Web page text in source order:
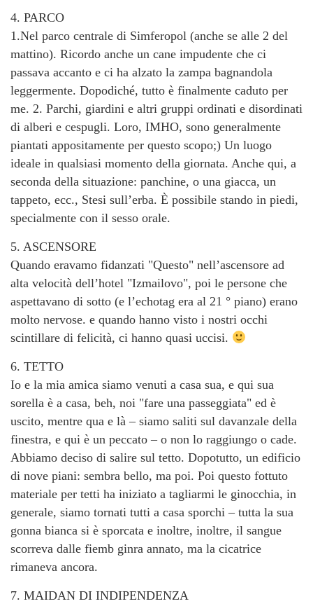
4. PARCO
1.Nel parco centrale di Simferopol (anche se alle 2 del
mattino). Ricordo anche un cane impudente che ci
passava accanto e ci ha alzato la zampa bagnandola
leggermente. Dopodiché, tutto è finalmente caduto per
me. 2. Parchi, giardini e altri gruppi ordinati e disordinati
di alberi e cespugli. Loro, IMHO, sono generalmente
piantati appositamente per questo scopo;) Un luogo
ideale in qualsiasi momento della giornata. Anche qui, a
seconda della situazione: panchine, o una giacca, un
tappeto, ecc., Stesi sull’erba. È possibile stando in piedi,
specialmente con il sesso orale.
5. ASCENSORE
Quando eravamo fidanzati "Questo" nell’ascensore ad
alta velocità dell’hotel "Izmailovo", poi le persone che
aspettavano di sotto (e l’echotag era al 21 ° piano) erano
molto nervose. e quando hanno visto i nostri occhi
scintillare di felicità, ci hanno quasi uccisi.
6. TETTO
Io e la mia amica siamo venuti a casa sua, e qui sua
sorella è a casa, beh, noi "fare una passeggiata" ed è
uscito, mentre qua e là – siamo saliti sul davanzale della
finestra, e qui è un peccato – o non lo raggiungo o cade.
Abbiamo deciso di salire sul tetto. Dopotutto, un edificio
di nove piani: sembra bello, ma poi. Poi questo fottuto
materiale per tetti ha iniziato a tagliarmi le ginocchia, in
generale, siamo tornati tutti a casa sporchi – tutta la sua
gonna bianca si è sporcata e inoltre, inoltre, il sangue
scorreva dalle fiemb ginra annato, ma la cicatrice
rimaneva ancora.
7. MAIDAN DI INDIPENDENZA